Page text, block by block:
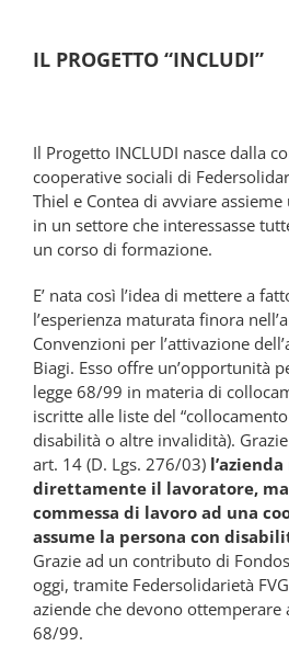
IL PROGETTO “INCLUDI”
Il Progetto INCLUDI nasce dalla
cooperative sociali di
Thiel e Contea di avviare
in un settore che interessasse
un corso di formazione.
E’ nata così l’idea di mettere a
l’esperienza maturata finora
Convenzioni per l’attivazione
Biagi. Esso offre un’opportunità
legge 68/99 in materia di
iscritte alle liste del
disabilità o altre invalidità).
art. 14 (D. Lgs. 276/03)
direttamente il lavoratore,
commessa di lavoro ad una
assume la persona con
Grazie ad un contributo di
oggi, tramite Federsolidarietà
aziende che devono ottemperare
68/99.